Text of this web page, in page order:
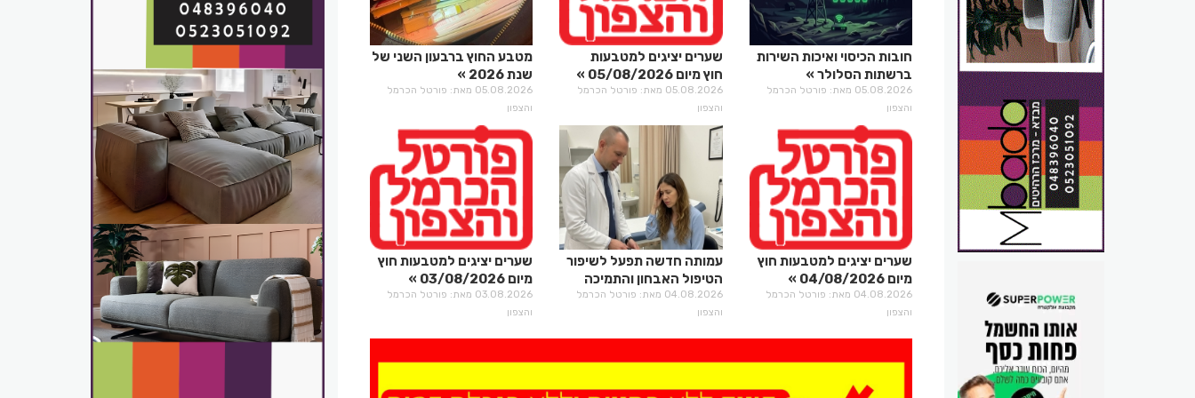
חובות הכיסוי ואיכות השירות
ברשתות הסלולר
05.08.2026 מאת: פורטל הכרמל
והצפון
שערים יציגים למטבעות
חוץ מיום 05/08/2026
05.08.2026 מאת: פורטל הכרמל
והצפון
מטבע החוץ ברבעון השני של
שנת 2026
05.08.2026 מאת: פורטל הכרמל
והצפון
שערים יציגים למטבעות חוץ
מיום 04/08/2026
04.08.2026 מאת: פורטל הכרמל
והצפון
עמותה חדשה תפעל לשיפור
הטיפול האבחון והתמיכה
בחולי מיגרנה וכאבי ראש
04.08.2026 מאת: פורטל הכרמל
והצפון
שערים יציגים למטבעות חוץ
מיום 03/08/2026
03.08.2026 מאת: פורטל הכרמל
והצפון